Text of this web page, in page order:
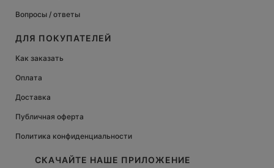
СКАЧАЙТЕ НАШЕ ПРИЛОЖЕНИЕ
Вопросы / ответы
ДЛЯ ПОКУПАТЕЛЕЙ
Как заказать
Оплата
Доставка
Публичная оферта
Политика конфиденциальности